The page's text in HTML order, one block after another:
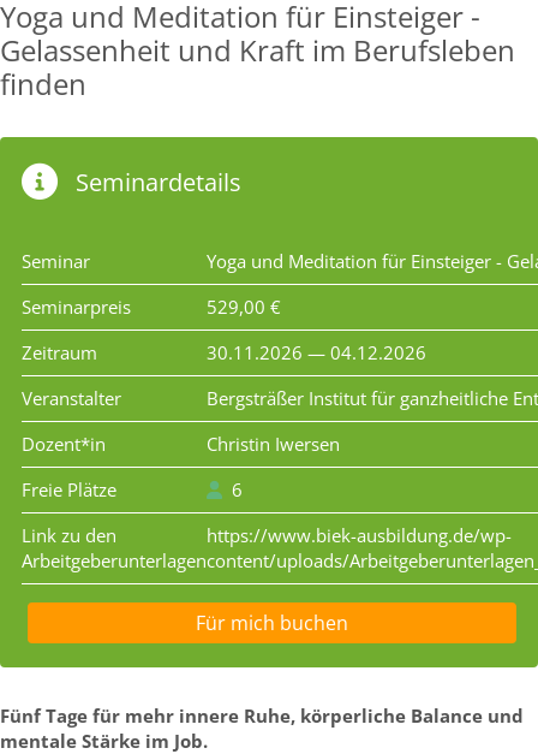
Yoga und Meditation für Einsteiger -
Gelassenheit und Kraft im Berufsleben
finden
Seminardetails
Seminar
Yoga und Meditation für Einsteiger -
Seminarpreis
529,00 €
Zeitraum
30.11.2026 — 04.12.2026
Veranstalter
Bergsträßer Institut für ganzheitliche
Dozent*in
Christin Iwersen
Freie Plätze
6
Link zu den
Arbeitgeberunterlagen
https://www.biek-ausbildung.de/wp-
content/uploads/
Für mich buchen
Fünf Tage für mehr innere Ruhe, körperliche Balance und
mentale Stärke im Job.